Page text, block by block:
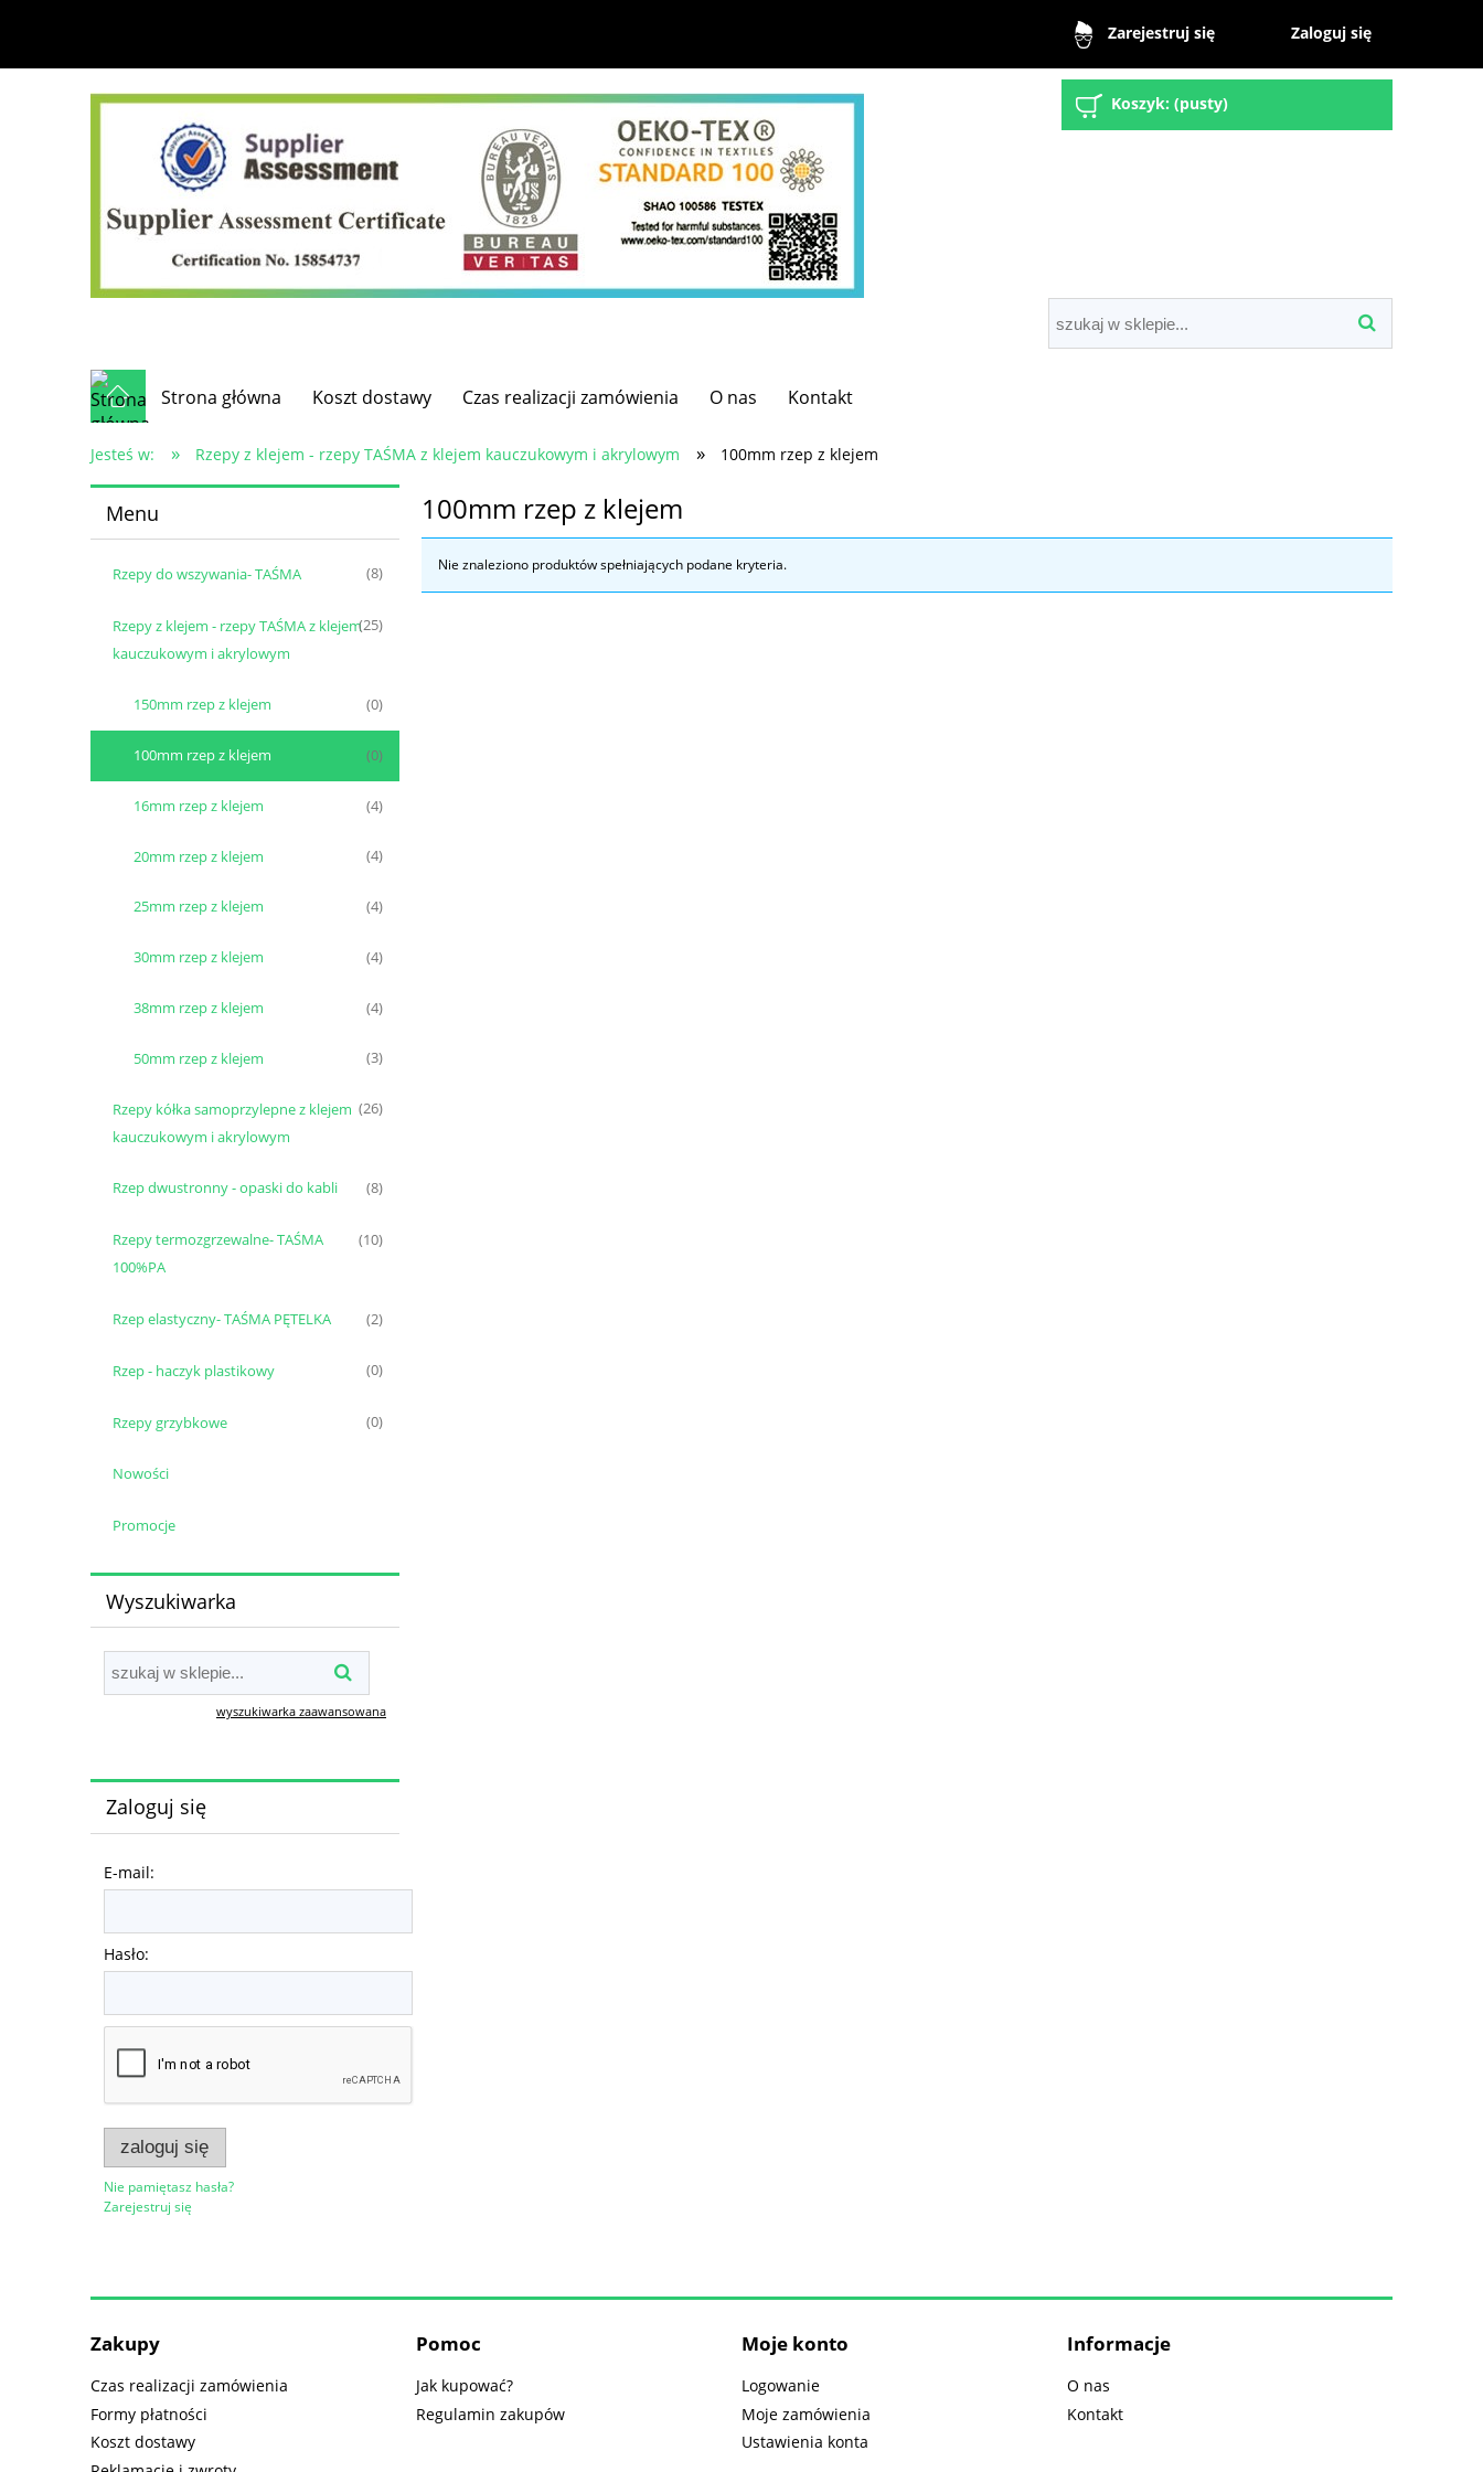
Koszyk: (pusty)
Zarejestruj się Zaloguj się
Strona główna Koszt dostawy Czas realizacji zamówienia O nas Kontakt
Jesteś w: » Rzepy z klejem - rzepy TAŚMA z klejem kauczukowym i akrylowym » 100mm rzep z klejem
Menu
Rzepy do wszywania- TAŚMA (8)
Rzepy z klejem - rzepy TAŚMA z klejem
kauczukowym i akrylowym
(25)
150mm rzep z klejem (0)
100mm rzep z klejem (0)
16mm rzep z klejem (4)
20mm rzep z klejem (4)
25mm rzep z klejem (4)
30mm rzep z klejem (4)
38mm rzep z klejem (4)
50mm rzep z klejem (3)
Rzepy kółka samoprzylepne z klejem
kauczukowym i akrylowym
(26)
Rzep dwustronny - opaski do kabli (8)
Rzepy termozgrzewalne- TAŚMA
100%PA
(10)
Rzep elastyczny- TAŚMA PĘTELKA (2)
Rzep - haczyk plastikowy (0)
Rzepy grzybkowe (0)
Nowości
Promocje
Wyszukiwarka
wyszukiwarka zaawansowana
Zaloguj się
E-mail:
Hasło:
zaloguj się
Nie pamiętasz hasła?
Zarejestruj się
100mm rzep z klejem
Nie znaleziono produktów spełniających podane kryteria.
Zakupy
Czas realizacji zamówienia
Formy płatności
Koszt dostawy
Pomoc
Jak kupować?
Regulamin zakupów
Moje konto
Logowanie
Moje zamówienia
Ustawienia konta
Informacje
O nas
Kontakt